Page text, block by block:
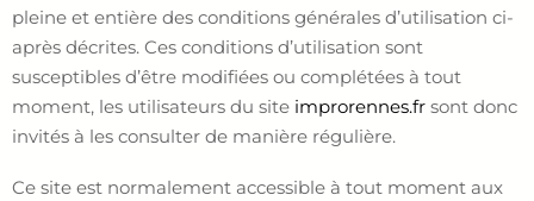
pleine et entière des conditions générales d’utilisation ci-
après décrites. Ces conditions d’utilisation sont
susceptibles d’être modifiées ou complétées à tout
moment, les utilisateurs du site improrennes.fr sont donc
invités à les consulter de manière régulière.
Ce site est normalement accessible à tout moment aux